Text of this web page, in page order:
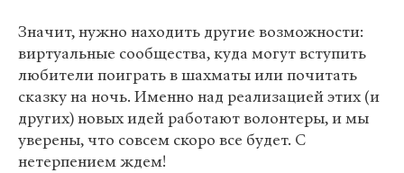
Значит, нужно находить другие возможности:
виртуальные сообщества, куда могут вступить
любители поиграть в шахматы или почитать
сказку на ночь. Именно над реализацией этих (и
других) новых идей работают волонтеры, и мы
уверены, что совсем скоро все будет. С
нетерпением ждем!